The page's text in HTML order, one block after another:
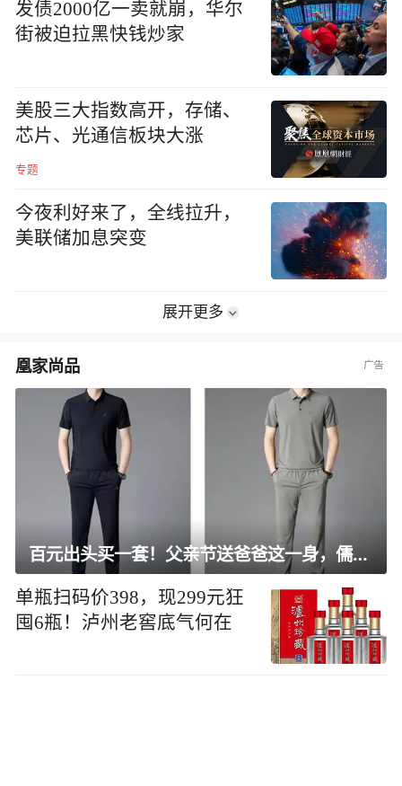
发债2000亿一卖就崩，华尔
街被迫拉黑快钱炒家
美股三大指数高开，存储、
芯片、光通信板块大涨
专题
今夜利好来了，全线拉升，
美联储加息突变
展开更多
凰家尚品
百元出头买一套！父亲节送爸爸这一身，儒雅有型还凉爽
单瓶扫码价398，现299元狂
囤6瓶！泸州老窖底气何在